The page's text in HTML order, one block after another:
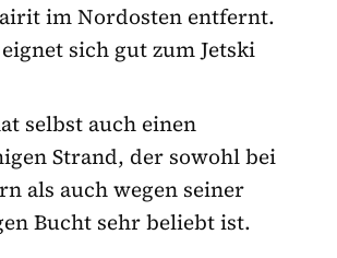
im Nordosten entfernt.
sich gut zum Jetski
selbst auch einen
Strand, der sowohl bei
als auch wegen seiner
Bucht sehr beliebt ist.